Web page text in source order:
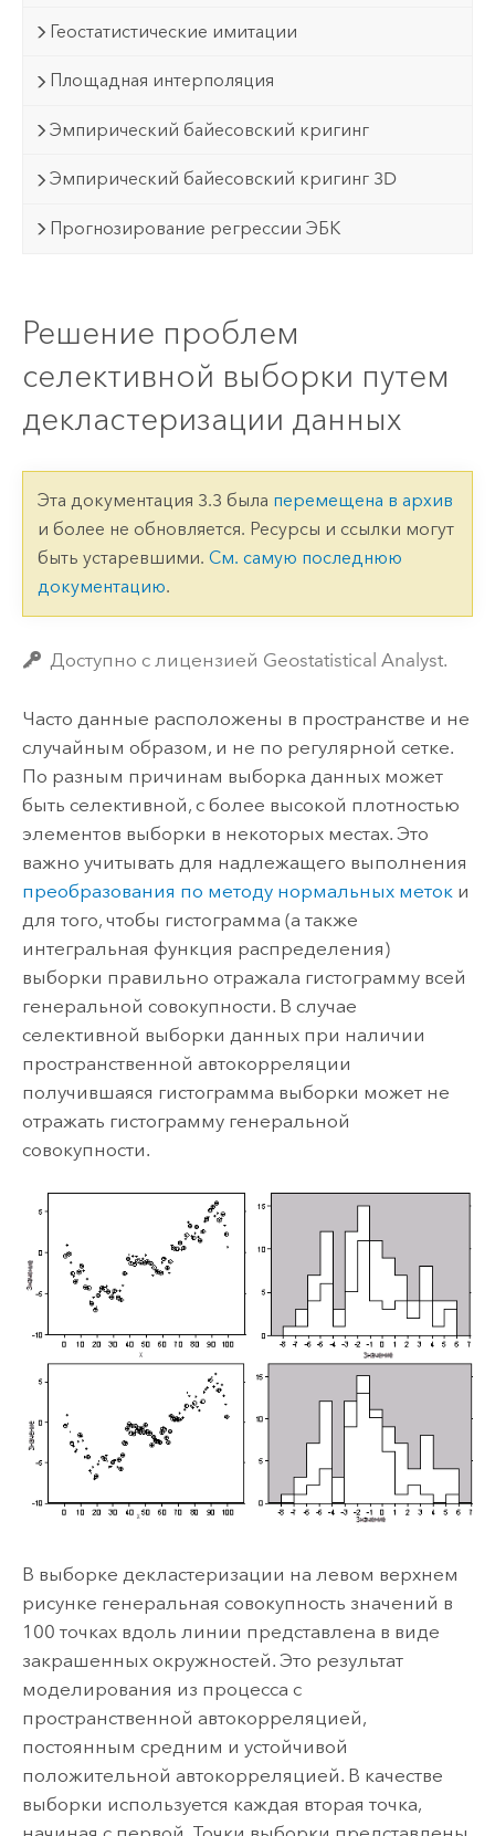
Геостатистические имитации
Площадная интерполяция
Эмпирический байесовский кригинг
Эмпирический байесовский кригинг 3D
Прогнозирование регрессии ЭБК
Решение проблем
селективной выборки путем
декластеризации данных
Эта документация 3.3 была перемещена в архив
и более не обновляется. Ресурсы и ссылки могут
быть устаревшими. См. самую последнюю
документацию.
Доступно с лицензией Geostatistical Analyst.
Часто данные расположены в пространстве и не
случайным образом, и не по регулярной сетке.
По разным причинам выборка данных может
быть селективной, с более высокой плотностью
элементов выборки в некоторых местах. Это
важно учитывать для надлежащего выполнения
преобразования по методу нормальных меток и
для того, чтобы гистограмма (а также
интегральная функция распределения)
выборки правильно отражала гистограмму всей
генеральной совокупности. В случае
селективной выборки данных при наличии
пространственной автокорреляции
получившаяся гистограмма выборки может не
отражать гистограмму генеральной
совокупности.
В выборке декластеризации на левом верхнем
рисунке генеральная совокупность значений в
100 точках вдоль линии представлена в виде
закрашенных окружностей. Это результат
моделирования из процесса с
пространственной автокорреляцией,
постоянным средним и устойчивой
положительной автокорреляцией. В качестве
выборки используется каждая вторая точка,